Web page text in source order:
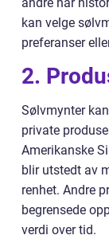
andre har
kan velge
preferanser
2.
Sølvmynter
private
Amerikanske
blir utstedt av
renhet. Andre
begrensede
verdi over tid.